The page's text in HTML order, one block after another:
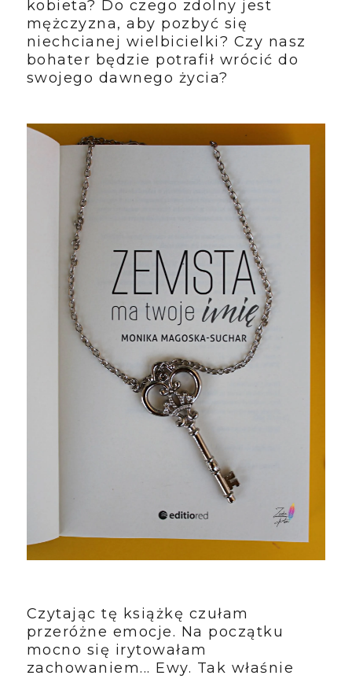
kobieta? Do czego zdolny jest
mężczyzna, aby pozbyć się
niechcianej wielbicielki? Czy nasz
bohater będzie potrafił wrócić do
swojego dawnego życia?
Czytając tę książkę czułam
przeróżne emocje. Na początku
mocno się irytowałam
zachowaniem... Ewy. Tak właśnie